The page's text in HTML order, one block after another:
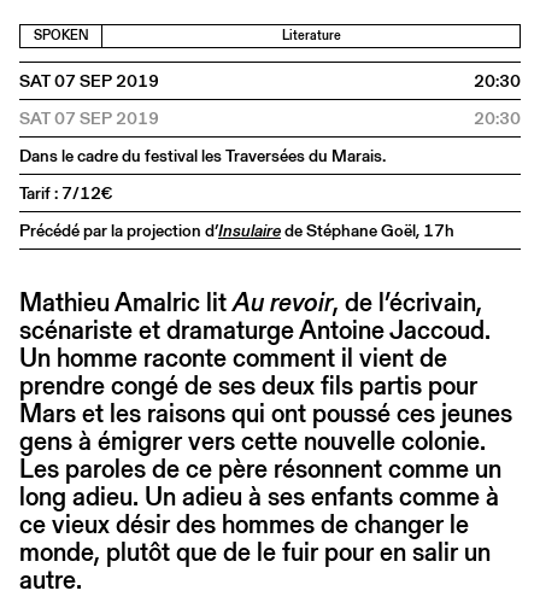
SPOKEN Literature
SAT 07 SEP 2019
20:30
SAT 07 SEP 2019
20:30
Dans le cadre du festival les Traversées du Marais.
Tarif : 7/12€
Précédé par la projection d’Insulairede Stéphane Goël, 17h
Mathieu Amalric litAu revoir, de l’écrivain,
scénariste et dramaturge Antoine Jaccoud.
Un homme raconte comment il vient de
prendre congé de ses deux fils partis pour
Mars et les raisons qui ont poussé ces jeunes
gens à émigrer vers cette nouvelle colonie.
Les paroles de ce père résonnent comme un
long adieu. Un adieu à ses enfants comme à
ce vieux désir des hommes de changer le
monde, plutôt que de le fuir pour en salir un
autre.